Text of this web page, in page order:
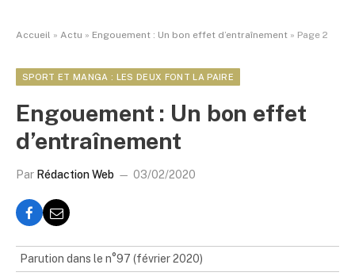
Accueil » Actu » Engouement : Un bon effet d’entraînement » Page 2
SPORT ET MANGA : LES DEUX FONT LA PAIRE
Engouement : Un bon effet
d’entraînement
Par Rédaction Web 03/02/2020
Parution dans le n°97 (février 2020)